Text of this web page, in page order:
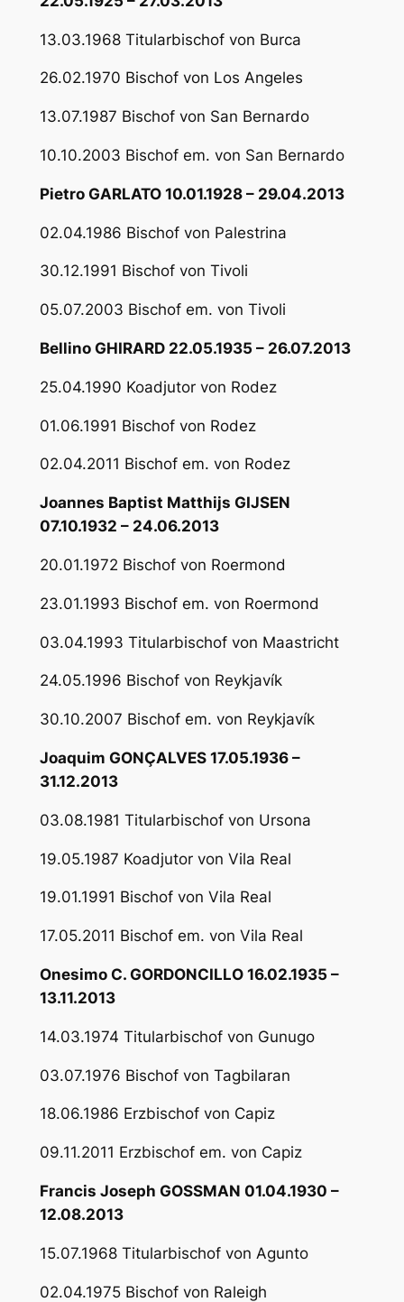
13.03.1968 Titularbischof von Burca
26.02.1970 Bischof von Los Angeles
13.07.1987 Bischof von San Bernardo
10.10.2003 Bischof em. von San Bernardo
Pietro GARLATO 10.01.1928 – 29.04.2013
02.04.1986 Bischof von Palestrina
30.12.1991 Bischof von Tivoli
05.07.2003 Bischof em. von Tivoli
Bellino GHIRARD 22.05.1935 – 26.07.2013
25.04.1990 Koadjutor von Rodez
01.06.1991 Bischof von Rodez
02.04.2011 Bischof em. von Rodez
Joannes Baptist Matthijs GIJSEN
07.10.1932 – 24.06.2013
20.01.1972 Bischof von Roermond
23.01.1993 Bischof em. von Roermond
03.04.1993 Titularbischof von Maastricht
24.05.1996 Bischof von Reykjavík
30.10.2007 Bischof em. von Reykjavík
Joaquim GONÇALVES 17.05.1936 –
31.12.2013
03.08.1981 Titularbischof von Ursona
19.05.1987 Koadjutor von Vila Real
19.01.1991 Bischof von Vila Real
17.05.2011 Bischof em. von Vila Real
Onesimo C. GORDONCILLO 16.02.1935 –
13.11.2013
14.03.1974 Titularbischof von Gunugo
03.07.1976 Bischof von Tagbilaran
18.06.1986 Erzbischof von Capiz
09.11.2011 Erzbischof em. von Capiz
Francis Joseph GOSSMAN 01.04.1930 –
12.08.2013
15.07.1968 Titularbischof von Agunto
02.04.1975 Bischof von Raleigh